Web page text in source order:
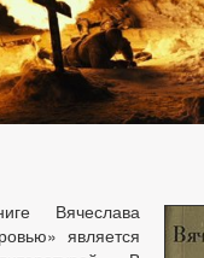
Вячеслава
является